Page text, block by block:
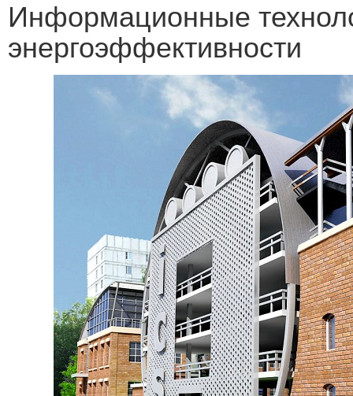
Информационные
энергоэффективности